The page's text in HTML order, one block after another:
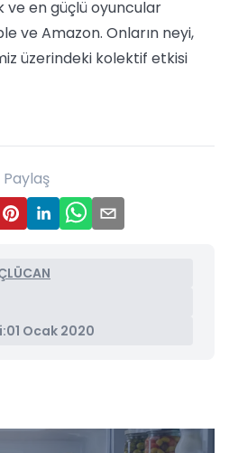
ve en güçlü oyuncular
ve Amazon. Onların neyi,
üzerindeki kolektif etkisi
Paylaş
01 Ocak 2020